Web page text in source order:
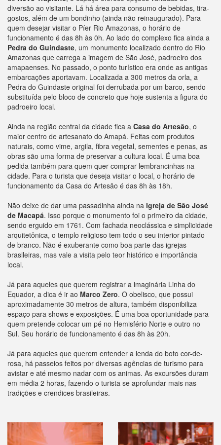
diversão ao visitante. Lá há área para consumo de bebidas, tira-
gostos, além de um bondinho (ainda não reinaugurado). Para
quem desejar visitar o Píer Rio Amazonas, o horário de
funcionamento é das 8h às 0h. Ao lado do complexo fica ainda a
Pedra do Guindaste, um monumento localizado dentro do Rio
Amazonas que carrega a imagem de São José, padroeiro dos
amapaenses. No passado, o ponto turístico era onde as antigas
embarcações aportavam. Localizada a 300 metros da orla, a
Pedra do Guindaste original foi derrubada por um barco, sendo
substituída pelo bloco de concreto que hoje sustenta a figura do
padroeiro local.
Ainda na região central da cidade fica a Casa do Artesão, o
maior centro de artesanato do Amapá. Feitas com produtos
naturais, como vime, argila, fibra vegetal, sementes e penas, as
obras são uma forma de preservar a cultura local. É uma boa
pedida também para quem quer comprar lembrancinhas na
cidade. Para o turista que deseja visitar o local, o horário de
funcionamento da Casa do Artesão é das 8h às 18h.
Não deixe de dar uma passadinha ainda na Igreja de São José
de Macapá. Isso porque o monumento foi o primeiro da cidade,
sendo erguido em 1761. Com fachada neoclássica e simplicidade
arquitetônica, o templo religioso tem todo o seu interior pintado
de branco. Não é exuberante como boa parte das igrejas
brasileiras, mas vale a visita pelo teor histórico e importância
local.
Já para aqueles que querem registrar a imaginária Linha do
Equador, a dica é ir ao Marco Zero. O obelisco, que possui
aproximadamente 30 metros de altura, também disponibiliza
espaço para shows e exposições. É uma boa oportunidade para
quem pretende colocar um pé no Hemisfério Norte e outro no
Sul. Seu horário de funcionamento é das 8h às 20h.
Já para aqueles que querem entender a lenda do boto cor-de-
rosa, há passeios feitos por diversas agências de turismo para
avistar e até mesmo nadar com os animas. As excursões duram
em média 2 horas, fazendo o turista se aprofundar mais nas
tradições e crendices brasileiras.